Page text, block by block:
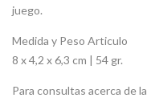
juego.
Medida y Peso Articulo
8 x 4,2 x 6,3 cm | 54 gr.
Para consultas acerca de